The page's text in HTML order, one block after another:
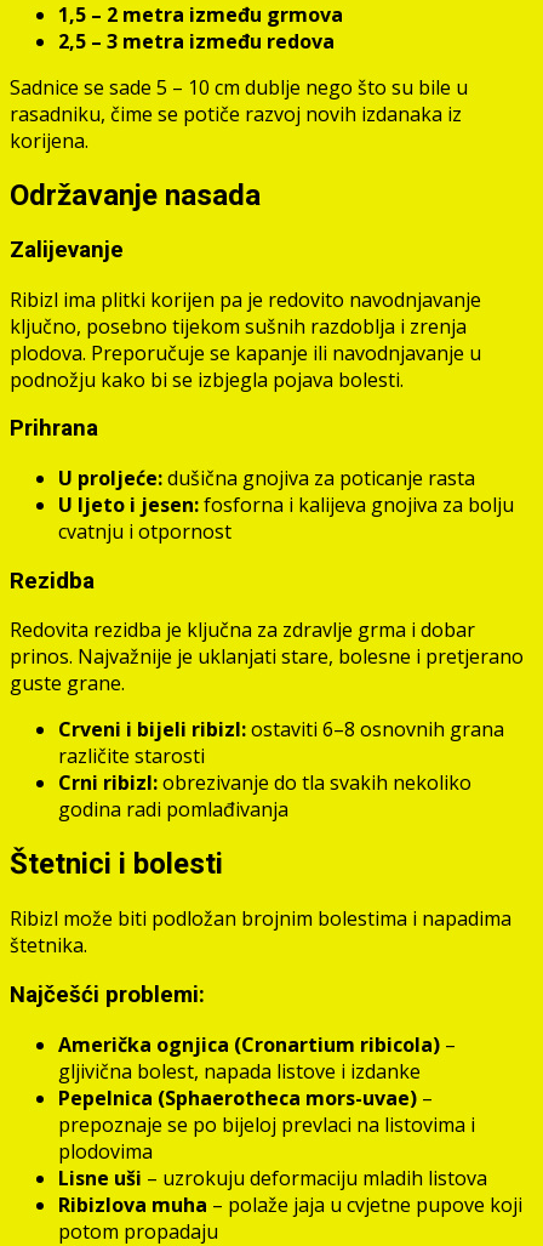
1,5 – 2 metra između grmova
2,5 – 3 metra između redova
Sadnice se sade 5 – 10 cm dublje nego što su bile u
rasadniku, čime se potiče razvoj novih izdanaka iz
korijena.
Održavanje nasada
Zalijevanje
Ribizl ima plitki korijen pa je redovito navodnjavanje
ključno, posebno tijekom sušnih razdoblja i zrenja
plodova. Preporučuje se kapanje ili navodnjavanje u
podnožju kako bi se izbjegla pojava bolesti.
Prihrana
U proljeće:dušična gnojiva za poticanje rasta
U ljeto i jesen:fosforna i kalijeva gnojiva za bolju
cvatnju i otpornost
Rezidba
Redovita rezidba je ključna za zdravlje grma i dobar
prinos. Najvažnije je uklanjati stare, bolesne i pretjerano
guste grane.
Crveni i bijeli ribizl:ostaviti 6–8 osnovnih grana
različite starosti
Crni ribizl:obrezivanje do tla svakih nekoliko
godina radi pomlađivanja
Štetnici i bolesti
Ribizl može biti podložan brojnim bolestima i napadima
štetnika.
Najčešći problemi:
Američka ognjica (Cronartium ribicola) –
gljivična bolest, napada listove i izdanke
Pepelnica (Sphaerotheca mors-uvae) –
prepoznaje se po bijeloj prevlaci na listovima i
plodovima
Lisne uši – uzrokuju deformaciju mladih listova
Ribizlova muha – polaže jaja u cvjetne pupove koji
potom propadaju